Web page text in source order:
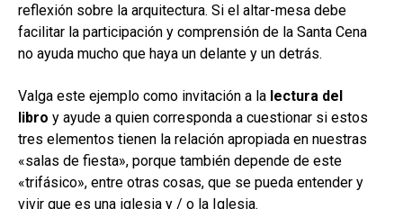
reflexión sobre la arquitectura. Si el altar-mesa debe
facilitar la participación y comprensión de la Santa Cena
no ayuda mucho que haya un delante y un detrás.
Valga este ejemplo como invitación a la lectura del
libro y ayude a quien corresponda a cuestionar si estos
tres elementos tienen la relación apropiada en nuestras
«salas de fiesta», porque también depende de este
«trifásico», entre otras cosas, que se pueda entender y
vivir que es una iglesia y / o la Iglesia.